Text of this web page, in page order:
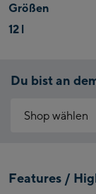
Größen
12 l
Du bist an
Shop wählen
Flagshipstore
Klicke hierfür
Features /